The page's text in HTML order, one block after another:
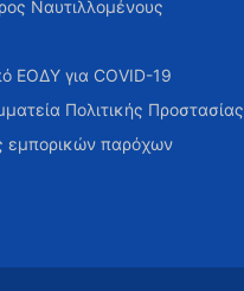
Ναυτιλλομένους
ΕΟΔΥ για COVID-19
Πολιτικής Προστασίας
εμπορικών παρόχων